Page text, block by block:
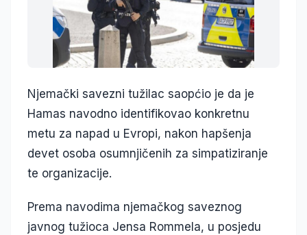
Njemački savezni tužilac saopćio je da je
Hamas navodno identifikovao konkretnu
metu za napad u Evropi, nakon hapšenja
devet osoba osumnjičenih za simpatiziranje
te organizacije.
Prema navodima njemačkog saveznog
javnog tužioca Jensa Rommela, u posjedu